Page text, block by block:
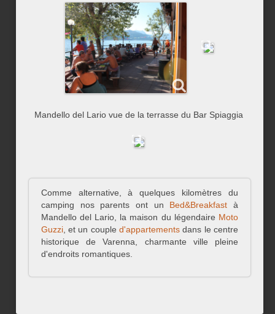
Mandello del Lario vue de la terrasse du Bar Spiaggia
Comme alternative, à quelques kilomètres du
camping nos parents ont un
Bed&Breakfast à
Mandello del Lario, la maison du légendaire Moto
Guzzi, et un coupled'appartements dans le centre
historique de Varenna, charmante ville pleine
d'endroits romantiques.